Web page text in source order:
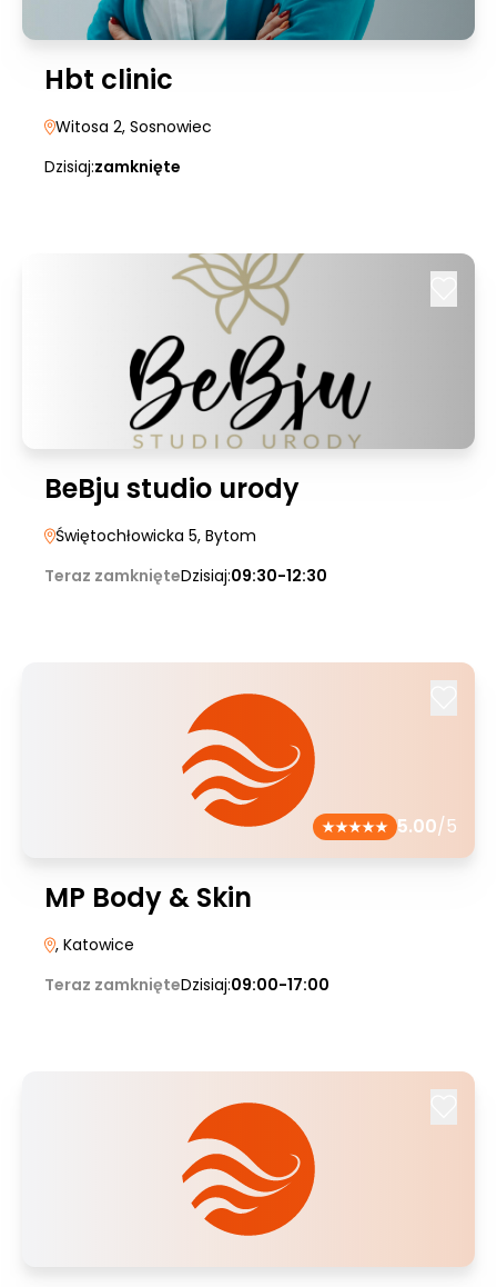
Hbt clinic
Witosa 2, Sosnowiec
Dzisiaj:zamknięte
BeBju studio urody
Świętochłowicka 5, Bytom
Teraz zamknięteDzisiaj:09:30-12:30
5.00/5
MP Body & Skin
, Katowice
Teraz zamknięteDzisiaj:09:00-17:00